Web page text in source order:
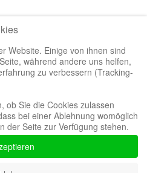
Twitter, Inc. Code licensed underMIT
SIL OFL 1.1
Website. Einige von ihnen sind
während andere uns helfen,
zu verbessern (Tracking-
ob Sie die Cookies zulassen
bei einer Ablehnung womöglich
der Seite zur Verfügung stehen.